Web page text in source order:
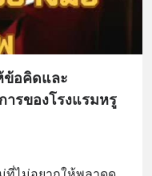
ข้อคิดและ
รของโรงแรมหรู